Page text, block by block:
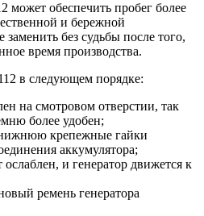
может обеспечить пробег более
и бережной
без судьбы после того,
время производства.
в следующем порядке:
на смотровом отверстии, так
более удобен;
крепежные гайки
аккумулятора;
и генератор движется к
ремень генератора